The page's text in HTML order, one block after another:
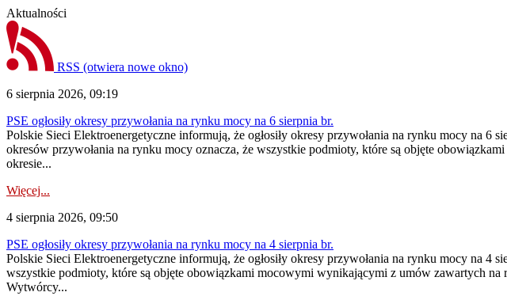
Aktualności
RSS (otwiera nowe okno)
6 sierpnia 2026, 09:19
PSE ogłosiły okresy przywołania na rynku mocy na 6 sierpnia br.
Polskie Sieci Elektroenergetyczne informują, że ogłosiły okresy przywołania na rynku mocy na
okresów przywołania na rynku mocy oznacza, że wszystkie podmioty, które są objęte
okresie...
Więcej...
4 sierpnia 2026, 09:50
PSE ogłosiły okresy przywołania na rynku mocy na 4 sierpnia br.
Polskie Sieci Elektroenergetyczne informują, że ogłosiły okresy przywołania na rynku mocy na
wszystkie podmioty, które są objęte obowiązkami mocowymi wynikającymi z umów zawartych
Wytwórcy...